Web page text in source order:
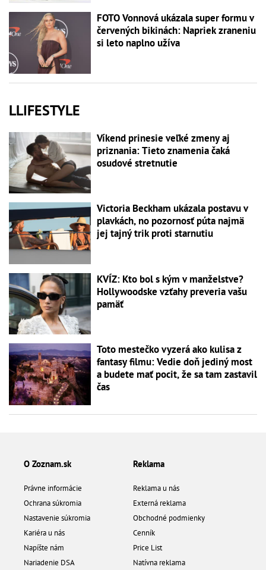
FOTO Vonnová ukázala super formu v
červených bikinách: Napriek zraneniu
si leto naplno užíva
LLIFESTYLE
Víkend prinesie veľké zmeny aj
priznania: Tieto znamenia čaká
osudové stretnutie
Victoria Beckham ukázala postavu v
plavkách, no pozornosť púta najmä
jej tajný trik proti starnutiu
KVÍZ: Kto bol s kým v manželstve?
Hollywoodske vzťahy preveria vašu
pamäť
Toto mestečko vyzerá ako kulisa z
fantasy filmu: Vedie doň jediný most
a budete mať pocit, že sa tam zastavil
čas
O Zoznam.sk
Právne informácie
Ochrana súkromia
Nastavenie súkromia
Kariéra u nás
Napíšte nám
Nariadenie DSA
Reklama
Reklama u nás
Externá reklama
Obchodné podmienky
Cenník
Price List
Natívna reklama